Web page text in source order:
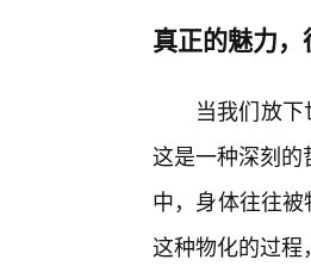
真正的魅力
当我们放
这是一种深刻的
中，身体往往
这种物化的过